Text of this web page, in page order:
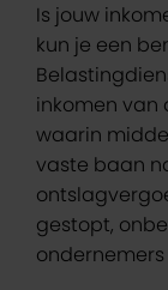
Is jouw
kun je een
inkomen van
waarin
vaste baan
gestopt,